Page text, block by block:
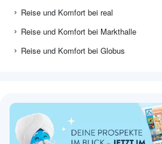
Reise und Komfort bei real
Reise und Komfort bei Markthalle
Reise und Komfort bei Globus